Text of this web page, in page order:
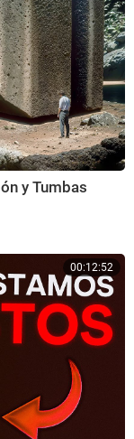
y Tumbas
00:12:52